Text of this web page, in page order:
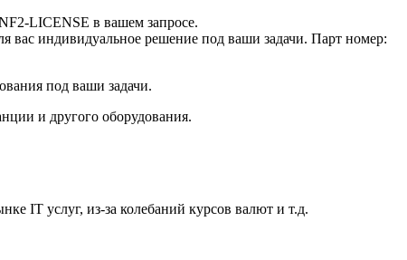
LICENSE в вашем запросе.
вас индивидуальное решение под ваши задачи. Парт номер:
под ваши задачи.
и другого оборудования.
IT услуг, из-за колебаний курсов валют и т.д.